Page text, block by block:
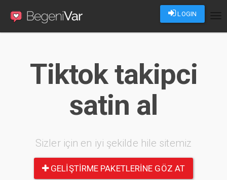
LOGIN
Tiktok takipci
satin al
Sizler için en iyi şekilde hile sitemiz
GELIŞTIRME PAKETLERINE GÖZ AT